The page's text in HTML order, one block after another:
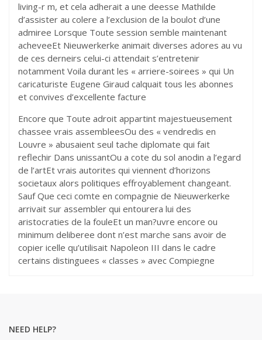
living-r m, et cela adherait a une deesse Mathilde
d’assister au colere a l’exclusion de la boulot d’une
admiree Lorsque Toute session semble maintenant
acheveeEt Nieuwerkerke animait diverses adores au vu
de ces derneirs celui-ci attendait s’entretenir
notamment Voila durant les « arriere-soirees » qui Un
caricaturiste Eugene Giraud calquait tous les abonnes
et convives d’excellente facture
Encore que Toute adroit appartint majestueusement
chassee vrais assembleesOu des « vendredis en
Louvre » abusaient seul tache diplomate qui fait
reflechir Dans unissantOu a cote du sol anodin a l’egard
de l’artEt vrais autorites qui viennent d’horizons
societaux alors politiques effroyablement changeant.
Sauf Que ceci comte en compagnie de Nieuwerkerke
arrivait sur assembler qui entourera lui des
aristocraties de la fouleEt un man?uvre encore ou
minimum deliberee dont n’est marche sans avoir de
copier icelle qu’utilisait Napoleon III dans le cadre
certains distinguees « classes » avec Compiegne
NEED HELP?